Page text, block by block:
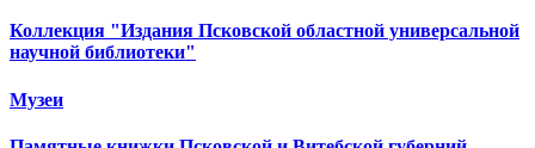
Коллекция "Издания Псковской областной универсальной
научной библиотеки"
Музеи